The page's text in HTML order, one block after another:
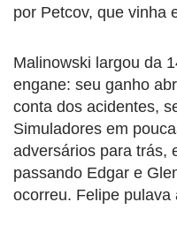
por Petcov, que vinha
Malinowski largou da
engane: seu ganho
conta dos acidentes,
Simuladores em
adversários para trás,
passando Edgar e
ocorreu. Felipe pulava